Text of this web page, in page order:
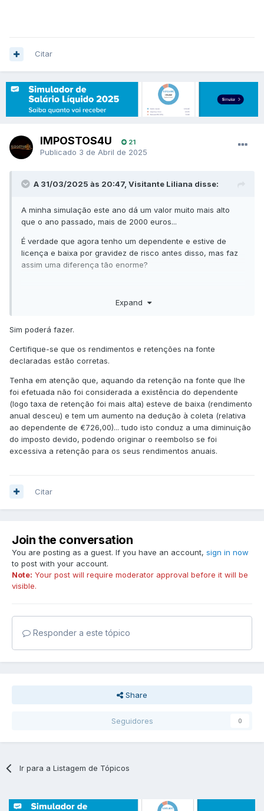
Citar
IMPOSTOS4U 21
Publicado 3 de Abril de 2025
A 31/03/2025 às 20:47, Visitante Liliana disse:
A minha simulação este ano dá um valor muito mais alto
que o ano passado, mais de 2000 euros...
É verdade que agora tenho um dependente e estive de
licença e baixa por gravidez de risco antes disso, mas faz
assim uma diferença tão enorme?
Expand
Sim poderá fazer.
Certifique-se que os rendimentos e retenções na fonte
declaradas estão corretas.
Tenha em atenção que, aquando da retenção na fonte que lhe
foi efetuada não foi considerada a existência do dependente
(logo taxa de retenção foi mais alta) esteve de baixa (rendimento
anual desceu) e tem um aumento na dedução à coleta (relativa
ao dependente de €726,00)... tudo isto conduz a uma diminuição
do imposto devido, podendo originar o reembolso se foi
excessiva a retenção para os seus rendimentos anuais.
Citar
Join the conversation
You are posting as a guest. If you have an account, sign in now
to post with your account.
Note: Your post will require moderator approval before it will be
visible.
Responder a este tópico
Share
Seguidores 0
Ir para a Listagem de Tópicos